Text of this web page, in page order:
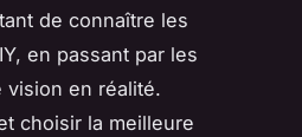
de connaître les
en passant par les
vision en réalité.
choisir la meilleure